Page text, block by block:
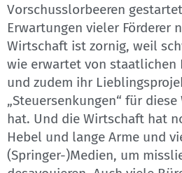
Vorschusslorbeeren
Erwartungen vieler Förderer
Wirtschaft ist zornig, weil
wie erwartet von staatlichen
und zudem ihr
„Steuersenkungen“ für
hat. Und die Wirtschaft hat
Hebel und lange Arme und
(Springer-)Medien, um